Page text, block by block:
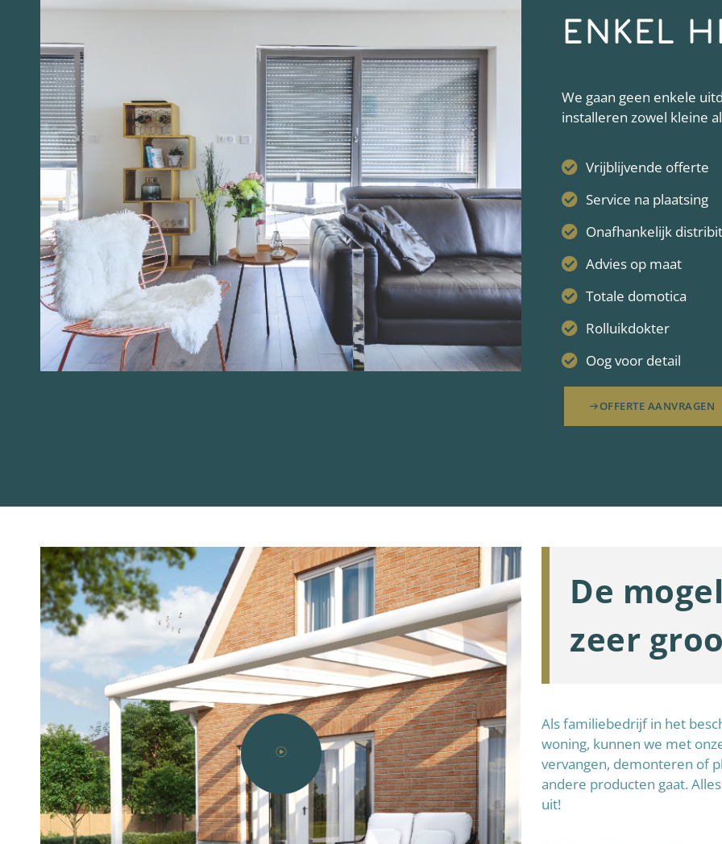
ENKEL
We gaan geen enkele
installeren zowel kleine
Vrijblijvende offerte
Service na plaatsing
Onafhankelijk
Advies op maat
Totale domotica
Rolluikdokter
Oog voor detail
OFFERTE AANVRAGEN
De
zeer
Als familiebedrijf in het
woning, kunnen we met
vervangen, demonteren of
andere producten gaat.
uit!